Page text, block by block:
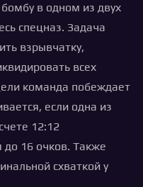
в одном из двух
спецназ. Задача
взрывчатку,
всех
команда побеждает
если одна из
12:12
до 16 очков. Также
схваткой у